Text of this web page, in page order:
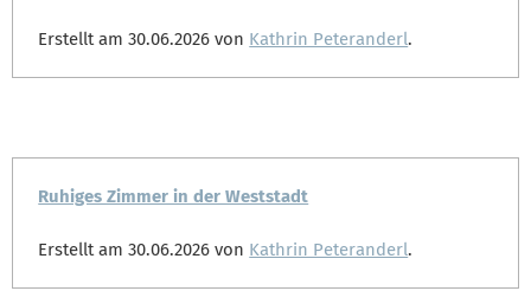
Erstellt am 30.06.2026 von Kathrin Peteranderl.
Ruhiges Zimmer in der Weststadt
Erstellt am 30.06.2026 von Kathrin Peteranderl.